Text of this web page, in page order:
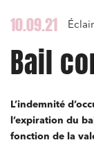
10.09.21
Bail
L’indemnité
l’expiration du
fonction de la